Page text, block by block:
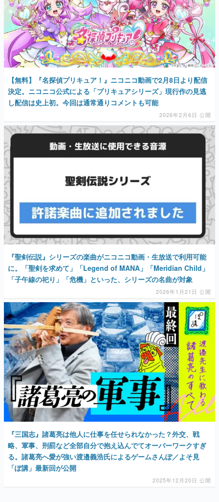
【無料】『名探偵プリキュア！』ニコニコ動画で2月8日より配信
決定。ニコニコ公式による「プリキュアシリーズ」現行作の見逃
し配信は史上初。今回は通常通りコメントも可能
2026年2月6日 公開
『聖剣伝説』シリーズの楽曲がニコニコ動画・生放送で利用可能
に。「聖剣を求めて」「Legend of MANA」「Meridian Child」
「子午線の祀り」「危機」といった、シリーズの名曲が対象
2026年1月21日 公開
『三国志』諸葛亮は他人に仕事を任せられなかった？外交、戦
略、軍事、刑罰など全部自分で抱え込んでてオーバーワークすぎ
る。諸葛亮へ愛が強い渡邉義浩氏によるゲームさんぽ／よそ見
「ぽ講」最新回が公開
2025年12月20日 公開